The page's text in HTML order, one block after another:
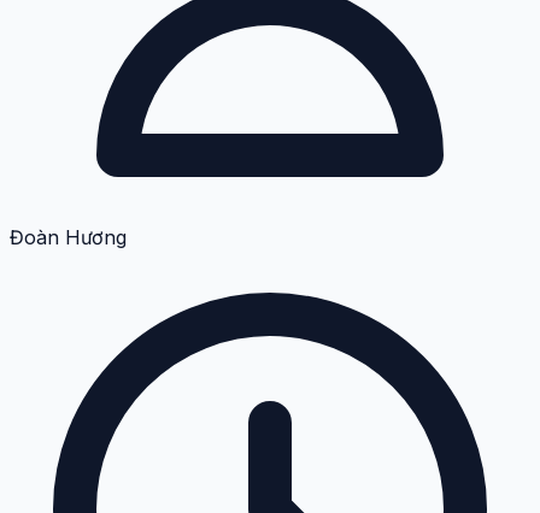
Đoàn Hương